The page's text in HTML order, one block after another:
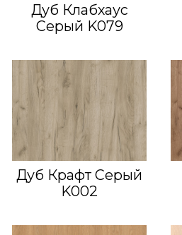
Дуб Клабхаус
Серый K079
Дуб Крафт Серый
K002